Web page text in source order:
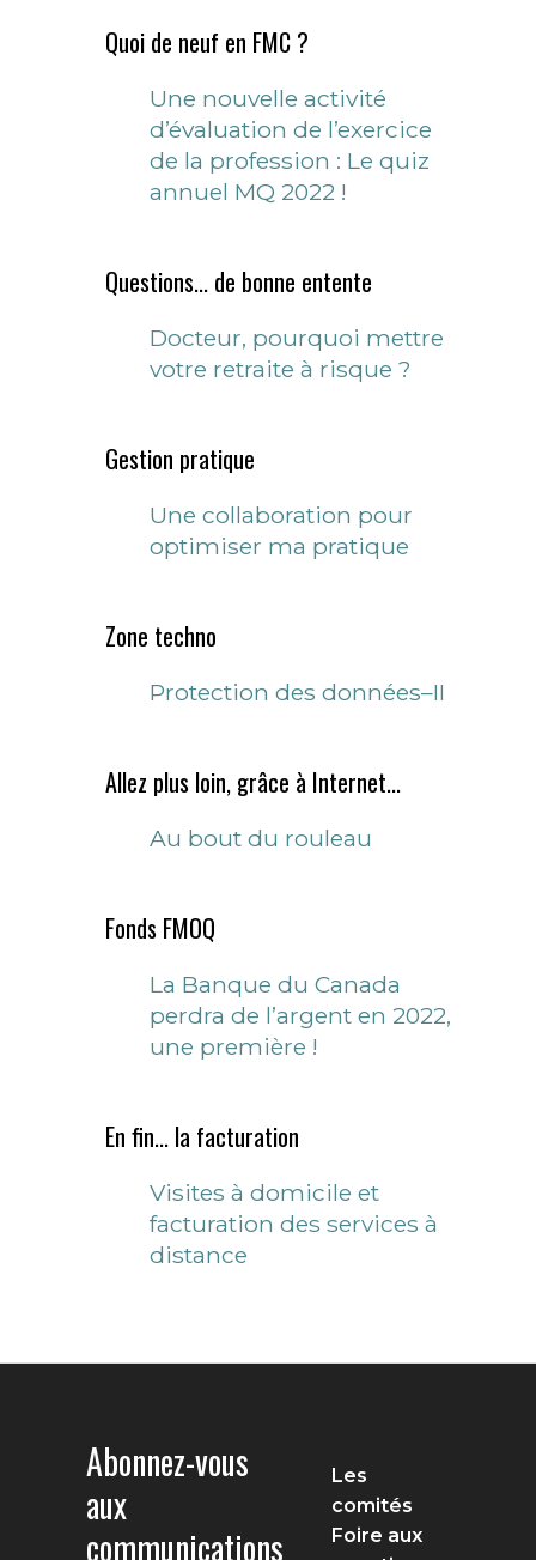
Quoi de neuf en FMC ?
Une nouvelle activité
d’évaluation de l’exercice
de la profession : Le quiz
annuel MQ 2022 !
Questions... de bonne entente
Docteur, pourquoi mettre
votre retraite à risque ?
Gestion pratique
Une collaboration pour
optimiser ma pratique
Zone techno
Protection des données–II
Allez plus loin, grâce à Internet...
Au bout du rouleau
Fonds FMOQ
La Banque du Canada
perdra de l’argent en 2022,
une première !
En fin... la facturation
Visites à domicile et
facturation des services à
distance
Abonnez-vous
aux
communications
Les
comités
Foire aux